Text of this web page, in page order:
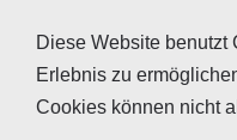
Biodiesel oder
der Industrie zum Einsatz.
Diese Website benutzt
Erlebnis zu
Cookies können nicht